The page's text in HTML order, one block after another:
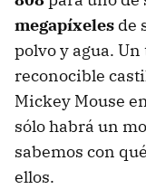
megapíxeles de
polvo y agua.
reconocible
Mickey Mouse
sólo habrá un
sabemos con
ellos.